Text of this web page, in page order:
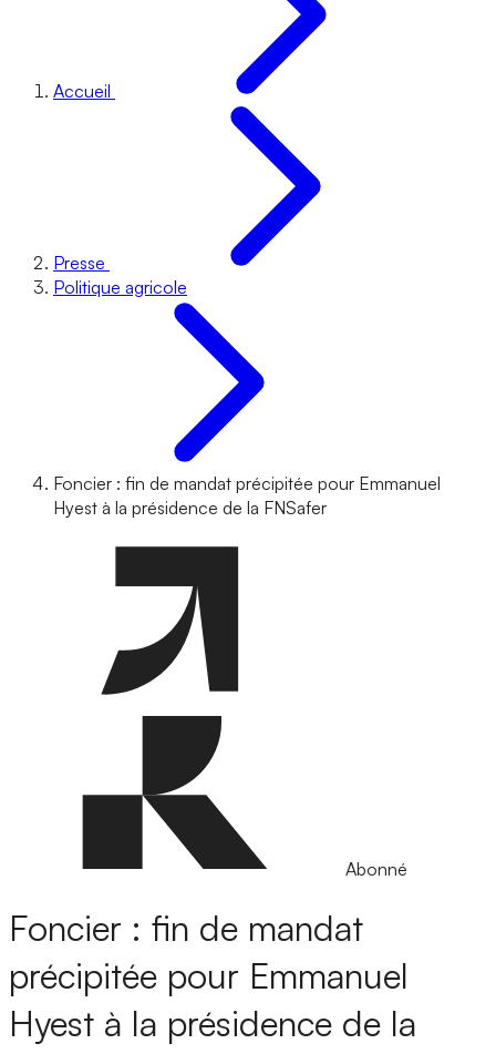
Accueil
Presse
Politique agricole
Foncier : fin de mandat précipitée pour Emmanuel
Hyest à la présidence de la FNSafer
Abonné
Foncier : fin de mandat
précipitée pour Emmanuel
Hyest à la présidence de la